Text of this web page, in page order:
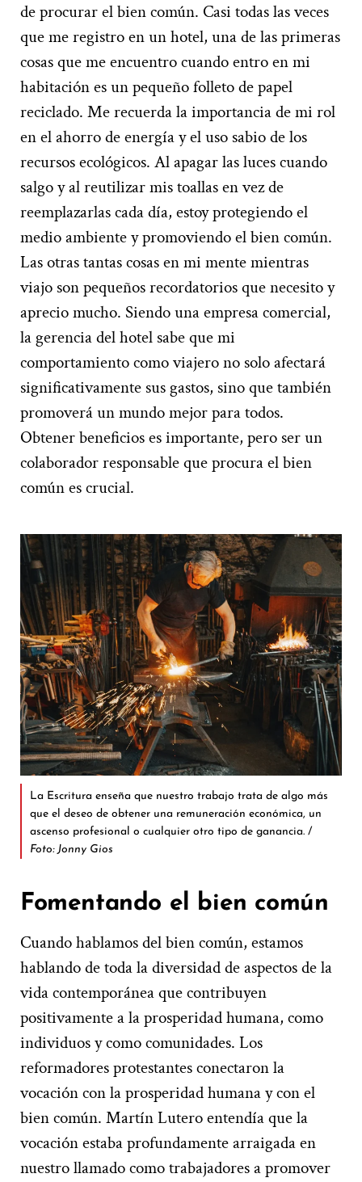
de procurar el bien común. Casi todas las veces
que me registro en un hotel, una de las primeras
cosas que me encuentro cuando entro en mi
habitación es un pequeño folleto de papel
reciclado. Me recuerda la importancia de mi rol
en el ahorro de energía y el uso sabio de los
recursos ecológicos. Al apagar las luces cuando
salgo y al reutilizar mis toallas en vez de
reemplazarlas cada día, estoy protegiendo el
medio ambiente y promoviendo el bien común.
Las otras tantas cosas en mi mente mientras
viajo son pequeños recordatorios que necesito y
aprecio mucho. Siendo una empresa comercial,
la gerencia del hotel sabe que mi
comportamiento como viajero no solo afectará
significativamente sus gastos, sino que también
promoverá un mundo mejor para todos.
Obtener beneficios es importante, pero ser un
colaborador responsable que procura el bien
común es crucial.
La Escritura enseña que nuestro trabajo trata de algo más
que el deseo de obtener una remuneración económica, un
ascenso profesional o cualquier otro tipo de ganancia. /
Foto: Jonny Gios
Fomentando el bien común
Cuando hablamos del bien común, estamos
hablando de toda la diversidad de aspectos de la
vida contemporánea que contribuyen
positivamente a la prosperidad humana, como
individuos y como comunidades. Los
reformadores protestantes conectaron la
vocación con la prosperidad humana y con el
bien común. Martín Lutero entendía que la
vocación estaba profundamente arraigada en
nuestro llamado como trabajadores a promover